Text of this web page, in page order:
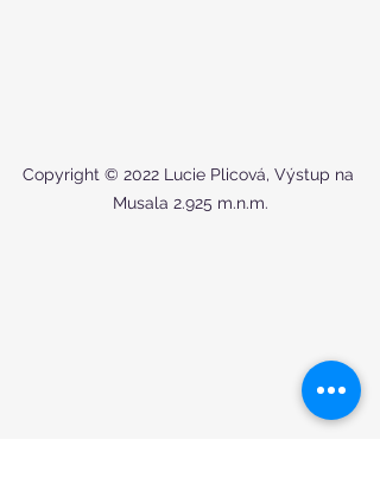
Copyright © 2022 Lucie Plicová, Výstup na
Musala 2.925 m.n.m.